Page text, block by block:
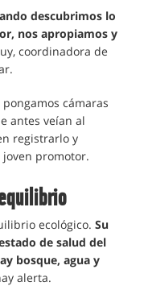
descubrimos lo
nos apropiamos y
coordinadora de
cámaras
antes veían al
registrarlo y
joven promotor.
ecológico. Su
de salud del
bosque, agua y
alerta.